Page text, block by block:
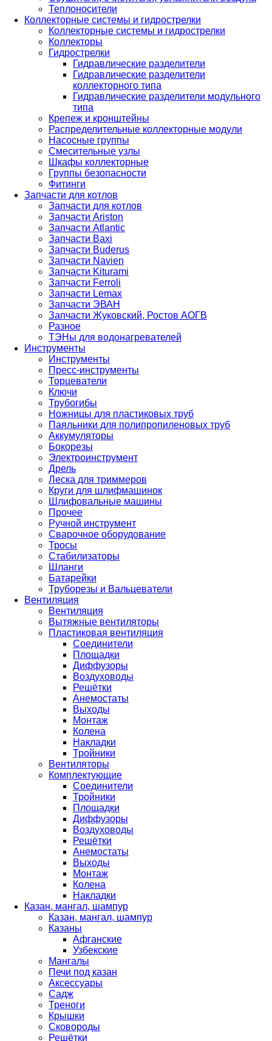
Теплоносители
Коллекторные системы и гидрострелки
Коллекторные системы и гидрострелки
Коллекторы
Гидрострелки
Гидравлические разделители
Гидравлические разделители
коллекторного типа
Гидравлические разделители модульного
типа
Крепеж и кронштейны
Распределительные коллекторные модули
Насосные группы
Смесительные узлы
Шкафы коллекторные
Группы безопасности
Фитинги
Запчасти для котлов
Запчасти для котлов
Запчасти Ariston
Запчасти Atlantic
Запчасти Baxi
Запчасти Buderus
Запчасти Navien
Запчасти Kiturami
Запчасти Ferroli
Запчасти Lemax
Запчасти ЭВАН
Запчасти Жуковский, Ростов АОГВ
Разное
ТЭНы для водонагревателей
Инструменты
Инструменты
Пресс-инструменты
Торцеватели
Ключи
Трубогибы
Ножницы для пластиковых труб
Паяльники для полипропиленовых труб
Аккумуляторы
Бокорезы
Электроинструмент
Дрель
Леска для триммеров
Круги для шлифмашинок
Шлифовальные машины
Прочее
Ручной инструмент
Сварочное оборудование
Тросы
Стабилизаторы
Шланги
Батарейки
Труборезы и Вальцеватели
Вентиляция
Вентиляция
Вытяжные вентиляторы
Пластиковая вентиляция
Соединители
Площадки
Диффузоры
Воздуховоды
Решётки
Анемостаты
Выходы
Монтаж
Колена
Накладки
Тройники
Вентиляторы
Комплектующие
Соединители
Тройники
Площадки
Диффузоры
Воздуховоды
Решётки
Анемостаты
Выходы
Монтаж
Колена
Накладки
Казан, мангал, шампур
Казан, мангал, шампур
Казаны
Афганские
Узбекские
Мангалы
Печи под казан
Аксессуары
Садж
Треноги
Крышки
Сковороды
Решётки